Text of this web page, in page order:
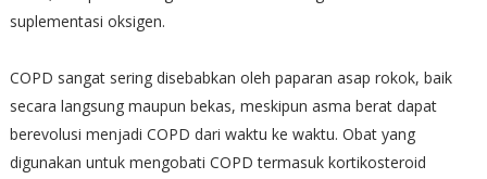
suplementasi oksigen.
COPD sangat sering disebabkan oleh paparan asap rokok, baik
secara langsung maupun bekas, meskipun asma berat dapat
berevolusi menjadi COPD dari waktu ke waktu. Obat yang
digunakan untuk mengobati COPD termasuk kortikosteroid